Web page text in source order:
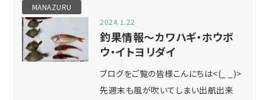
MANAZURU
2024.1.22
釣果情報～カワハギ・ホウボ
ウ・イトヨリダイ
ブログをご覧の皆様こんにちは<(_ _)>
先週末も風が吹いてしまい出航出来